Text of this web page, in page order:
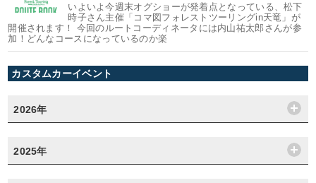
いよいよ今週末オグショーが発着点となっている、松下
時子さん主催「コマ図フォレストツーリングin天竜」が
開催されます！ 今回のルートコーディネータには内山祐太郎さんが参
加！どんなコースになっているのか楽
カスタムカーイベント
2026年
2025年